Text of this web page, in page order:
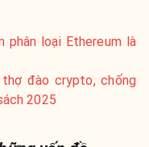
phân loại Ethereum là
đào crypto, chống
2025